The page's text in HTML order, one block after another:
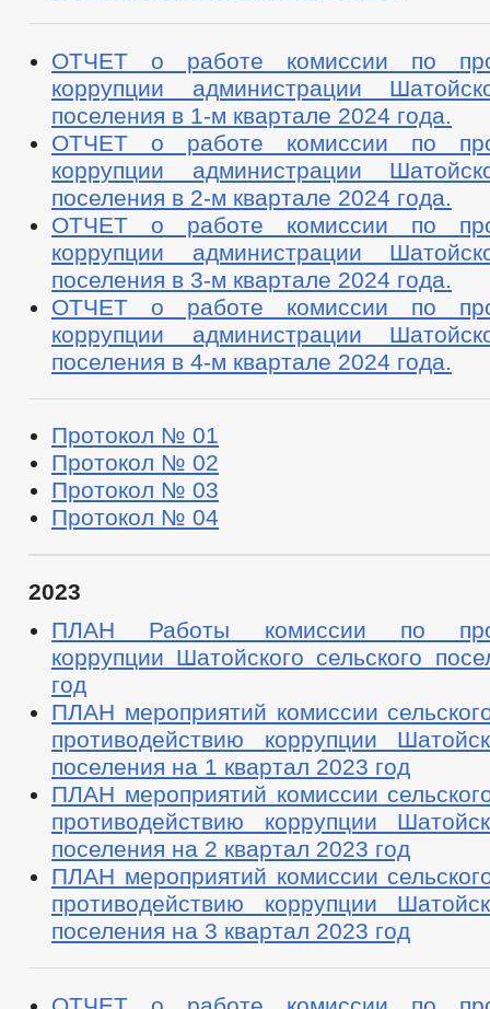
ОТЧЕТ о работе комиссии по
коррупции администрации
поселения в 1-м квартале 2024 года.
ОТЧЕТ о работе комиссии по
коррупции администрации
поселения в 2-м квартале 2024 года.
ОТЧЕТ о работе комиссии по
коррупции администрации
поселения в 3-м квартале 2024 года.
ОТЧЕТ о работе комиссии по
коррупции администрации
поселения в 4-м квартале 2024 года.
Протокол № 01
Протокол № 02
Протокол № 03
Протокол № 04
2023
ПЛАН Работы комиссии по
коррупции Шатойского сельского
год
ПЛАН мероприятий комиссии
противодействию коррупции
поселения на 1 квартал 2023 год
ПЛАН мероприятий комиссии
противодействию коррупции
поселения на 2 квартал 2023 год
ПЛАН мероприятий комиссии
противодействию коррупции
поселения на 3 квартал 2023 год